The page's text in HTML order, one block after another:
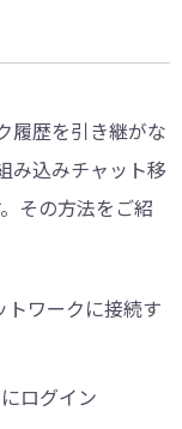
履歴を引き継がな
み込みチャット移
その方法をご紹
ワークに接続す
ログイン